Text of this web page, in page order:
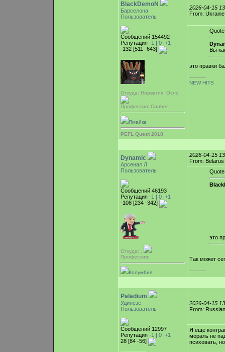
BlackDemoN
Барселона
Пользователь
Сообщений 154492
Репутация -1 | 0 |+1
-132 [511 -643]
Откуда: Норвегия, Осло
Профессия: Couber
Ямайка
PEFL Quest 2018
2026-04-15
From: Ukraine
Quote
Вы
это правки
-----------
NEW HITS
Dynamic
Арсенал Л
Пользователь
Сообщений 46193
Репутация -1 | 0 |+1
-108 [234 -342]
Откуда: ,
Профессия:
Колумбия
2026-04-15
From: Belarus
Quote
это
Так может
-----------
Paladium
Удинезе
Пользователь
Сообщений 12997
Репутация -1 | 0 |+1
28 [84 -56]
2026-04-15
From:
Я еще
мораль не
психовать,